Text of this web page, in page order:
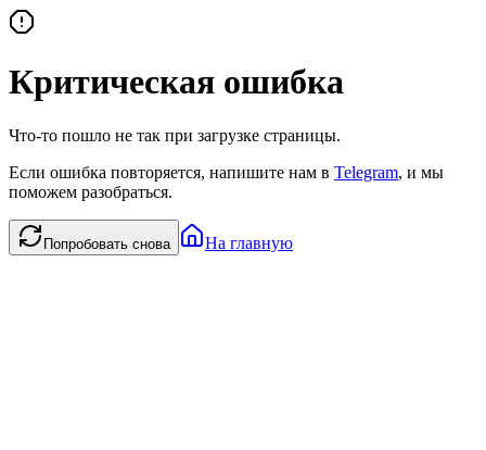
Критическая ошибка
Что-то пошло не так при загрузке страницы.
Если ошибка повторяется, напишите нам в Telegram, и мы
поможем разобраться.
Попробовать снова На главную